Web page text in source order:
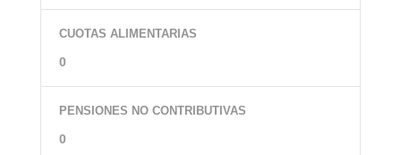
CUOTAS ALIMENTARIAS
PENSIONES NO CONTRIBUTIVAS